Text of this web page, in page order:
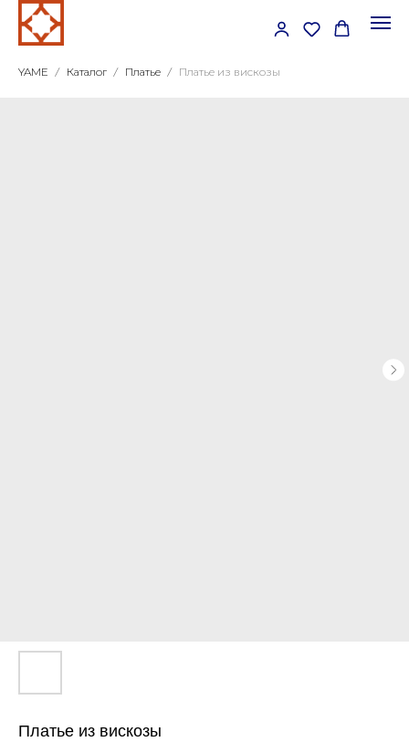
YAME Каталог Платье Платье из вискозы
Платье из вискозы